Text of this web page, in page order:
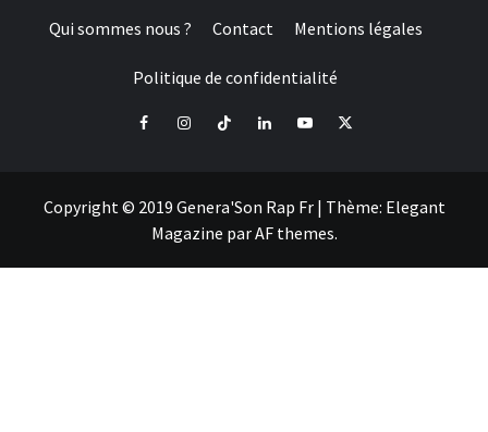
Qui sommes nous ? Contact Mentions légales
Politique de confidentialité
FacebookInstagramTiktok LinkedInYoutube
X
Copyright © 2019 Genera'Son Rap Fr | Thème: Elegant
Magazine parAF themes.